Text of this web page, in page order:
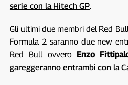
serie con la Hitech GP.
Gli ultimi due membri del Red
Formula 2 saranno due new
Red Bull ovvero Enzo
gareggeranno entrambi con la